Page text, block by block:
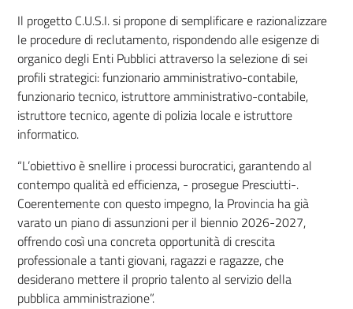
Il progetto C.U.S.I. si propone di semplificare e razionalizzare
le procedure di reclutamento, rispondendo alle esigenze di
organico degli Enti Pubblici attraverso la selezione di sei
profili strategici: funzionario amministrativo-contabile,
funzionario tecnico, istruttore amministrativo-contabile,
istruttore tecnico, agente di polizia locale e istruttore
informatico.
“L’obiettivo è snellire i processi burocratici, garantendo al
contempo qualità ed efficienza, - prosegue Presciutti-.
Coerentemente con questo impegno, la Provincia ha già
varato un piano di assunzioni per il biennio 2026-2027,
offrendo così una concreta opportunità di crescita
professionale a tanti giovani, ragazzi e ragazze, che
desiderano mettere il proprio talento al servizio della
pubblica amministrazione”.